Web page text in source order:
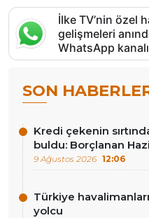
İlke TV’nin özel
gelişmeleri
WhatsApp
SON
Kredi çekenin
buldu: Borçlanan
9 Ağustos 2026 12:06
Türkiye
yolcu